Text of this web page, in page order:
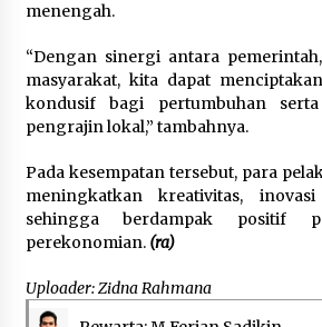
menengah.
“Dengan sinergi antara
masyarakat, kita dapat
kondusif bagi pertumbuhan
pengrajin lokal,” tambahnya.
Pada kesempatan tersebut, para
meningkatkan kreativitas,
sehingga berdampak positif
perekonomian. (ra)
Uploader: Zidna Rahmana